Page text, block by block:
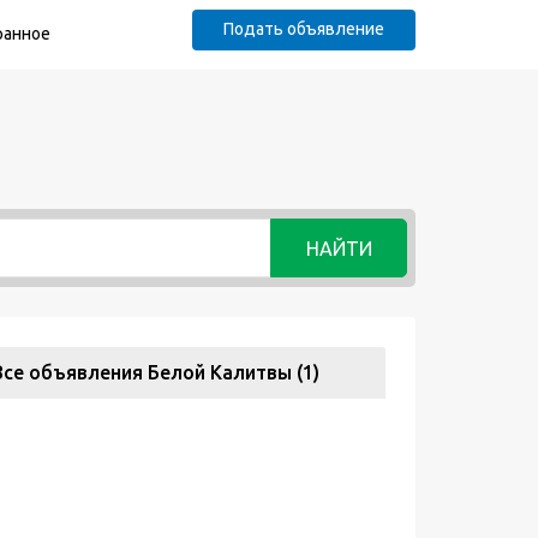
Подать объявление
НАЙТИ
объявления Белой Калитвы (1)